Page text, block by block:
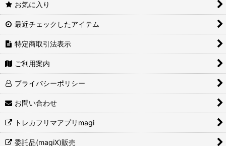
お気に入り
最近チェックしたアイテム
特定商取引法表示
ご利用案内
プライバシーポリシー
お問い合わせ
トレカフリマアプリmagi
委託品(magiX)販売